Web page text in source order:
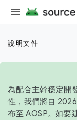
說明文件
為配合主幹穩定開
性，我們將自
布至 AOSP。如要